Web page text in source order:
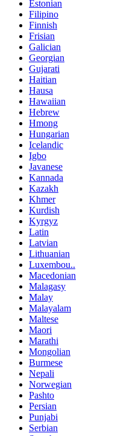
Estonian
Filipino
Finnish
Frisian
Galician
Georgian
Gujarati
Haitian
Hausa
Hawaiian
Hebrew
Hmong
Hungarian
Icelandic
Igbo
Javanese
Kannada
Kazakh
Khmer
Kurdish
Kyrgyz
Latin
Latvian
Lithuanian
Luxembou..
Macedonian
Malagasy
Malay
Malayalam
Maltese
Maori
Marathi
Mongolian
Burmese
Nepali
Norwegian
Pashto
Persian
Punjabi
Serbian